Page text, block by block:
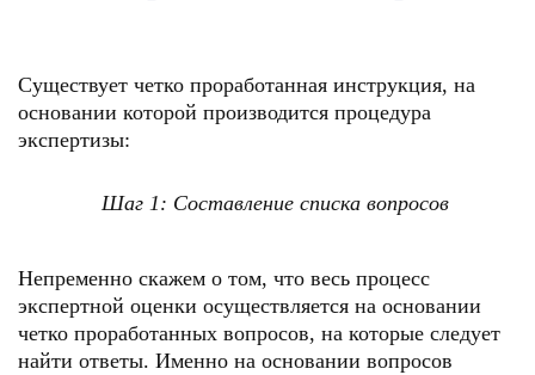
Существует четко проработанная инструкция, на
основании которой производится процедура
экспертизы:
Шаг 1: Составление списка вопросов
Непременно скажем о том, что весь процесс
экспертной оценки осуществляется на основании
четко проработанных вопросов, на которые следует
найти ответы. Именно на основании вопросов